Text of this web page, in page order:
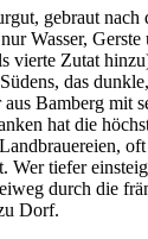
gebraut nach
Wasser,
vierte Zutat
das
Bamberg mit
hat die
Wer tiefer
durch die
Dorf.